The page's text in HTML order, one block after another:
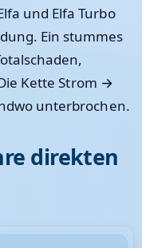
und Elfa Turbo
Ein stummes
Kette Strom →
unterbrochen.
direkten